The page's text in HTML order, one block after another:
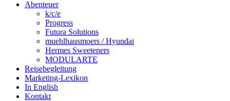
Abenteuer
k/c/e
Progress
Futura Solutions
muehlhausmoers / Hyundai
Hermes Sweeteners
MODULARTE
Reisebegleitung
Marketing-Lexikon
In English
Kontakt